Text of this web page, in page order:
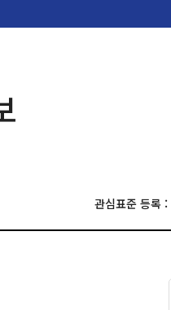
관심표준 등록 :